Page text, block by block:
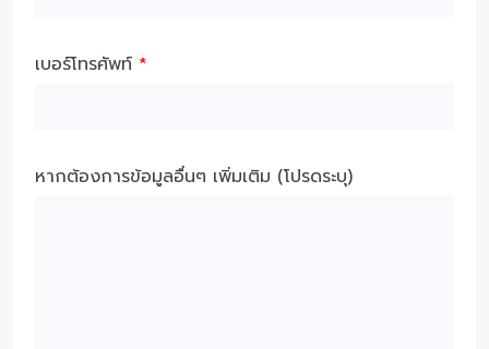
เบอร์โทรศัพท์ *
หากต้องการข้อมูลอื่นๆ เพิ่มเติม (โปรดระบุ)